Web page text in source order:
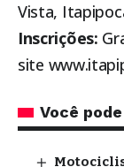
Vista,
Inscrições:
site
Você